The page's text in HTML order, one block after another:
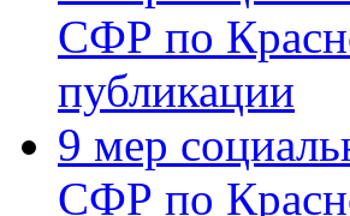
СФР по
публикации
9 мер
СФР по